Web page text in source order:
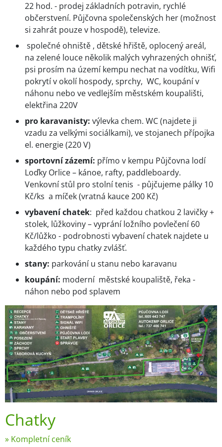
22 hod. - prodej základních potravin, rychlé
občerstvení. Půjčovna společenských her (možnost
si zahrát pouze v hospodě), televize.
společné ohniště , dětské hřiště, oplocený areál,
na zelené louce několik malých vyhrazených ohnišť,
psi prosím na území kempu nechat na vodítku, Wifi
pokrytí v okolí hospody, sprchy, WC, koupání v
náhonu nebo ve vedlejším městském koupališti,
elektřina 220V
pro karavanisty: výlevka chem. WC (najdete ji
vzadu za velkými sociálkami), ve stojanech přípojka
el. energie (220 V)
sportovní zázemí: přímo v kempu Půjčovna lodí
Loďky Orlice – kánoe, rafty, paddleboardy.
Venkovní stůl pro stolní tenis - půjčujeme pálky 10
Kč/ks a míček (vratná kauce 200 Kč)
vybavení chatek: před každou chatkou 2 lavičky +
stolek, lůžkoviny – vyprání ložního povlečení 60
Kč/lůžko - podrobnosti vybavení chatek najdete u
každého typu chatky zvlášť.
stany: parkování u stanu nebo karavanu
koupání: moderní městské koupaliště, řeka -
náhon nebo pod splavem
Chatky
» Kompletní ceník